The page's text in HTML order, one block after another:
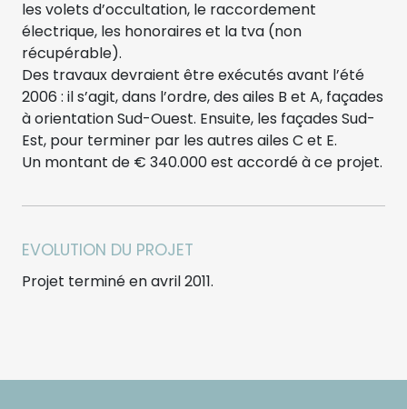
les volets d’occultation, le raccordement
électrique, les honoraires et la tva (non
récupérable).
Des travaux devraient être exécutés avant l’été
2006 : il s’agit, dans l’ordre, des ailes B et A, façades
à orientation Sud-Ouest. Ensuite, les façades Sud-
Est, pour terminer par les autres ailes C et E.
Un montant de € 340.000 est accordé à ce projet.
EVOLUTION DU PROJET
Projet terminé en avril 2011.